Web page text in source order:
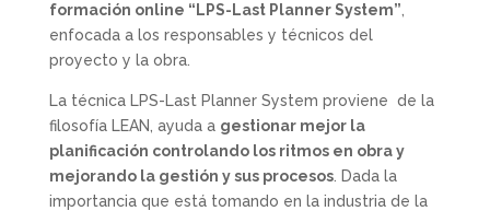
formación online “LPS-Last Planner System”
enfocada a los responsables y técnicos del
proyecto y la obra.
La técnica LPS-Last Planner System proviene de la
filosofía LEAN, ayuda a gestionar mejor la
planificación controlando los ritmos en obra y
mejorando la gestión y sus procesos. Dada la
importancia que está tomando en la industria de la